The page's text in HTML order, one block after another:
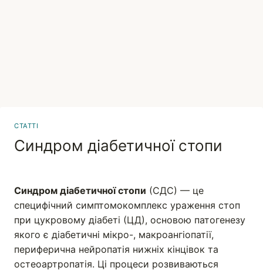
СТАТТІ
Синдром діабетичної стопи
Вадим
Синдром діабетичної стопи (СДС) — це
специфічний симптомокомплекс ураження стоп
при цукровому діабеті (ЦД), основою патогенезу
якого є діабетичні мікро-, макроангіопатії,
периферична нейропатія нижніх кінцівок та
остеоартропатія. Ці процеси розвиваються